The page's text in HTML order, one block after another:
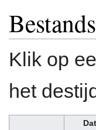
Klik op
het